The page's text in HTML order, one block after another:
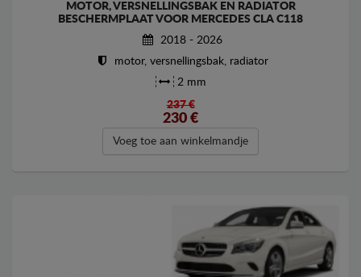
MOTOR, VERSNELLINGSBAK EN RADIATOR
BESCHERMPLAAT VOOR MERCEDES CLA C118
2018 - 2026
motor, versnellingsbak, radiator
2 mm
237 €
230 €
Voeg toe aan winkelmandje